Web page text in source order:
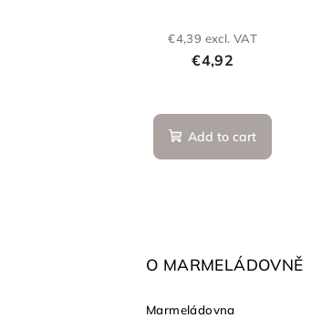
€4,39 excl. VAT
€4,92
Add to cart
O MARMELÁDOVNĚ
Marmeládovna